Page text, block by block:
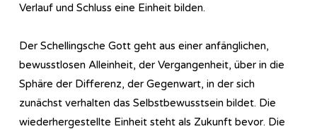
Verlauf und Schluss eine Einheit bilden.
Der Schellingsche Gott geht aus einer anfänglichen,
bewusstlosen Alleinheit, der Vergangenheit, über in die
Sphäre der Differenz, der Gegenwart, in der sich
zunächst verhalten das Selbstbewusstsein bildet. Die
wiederhergestellte Einheit steht als Zukunft bevor. Die